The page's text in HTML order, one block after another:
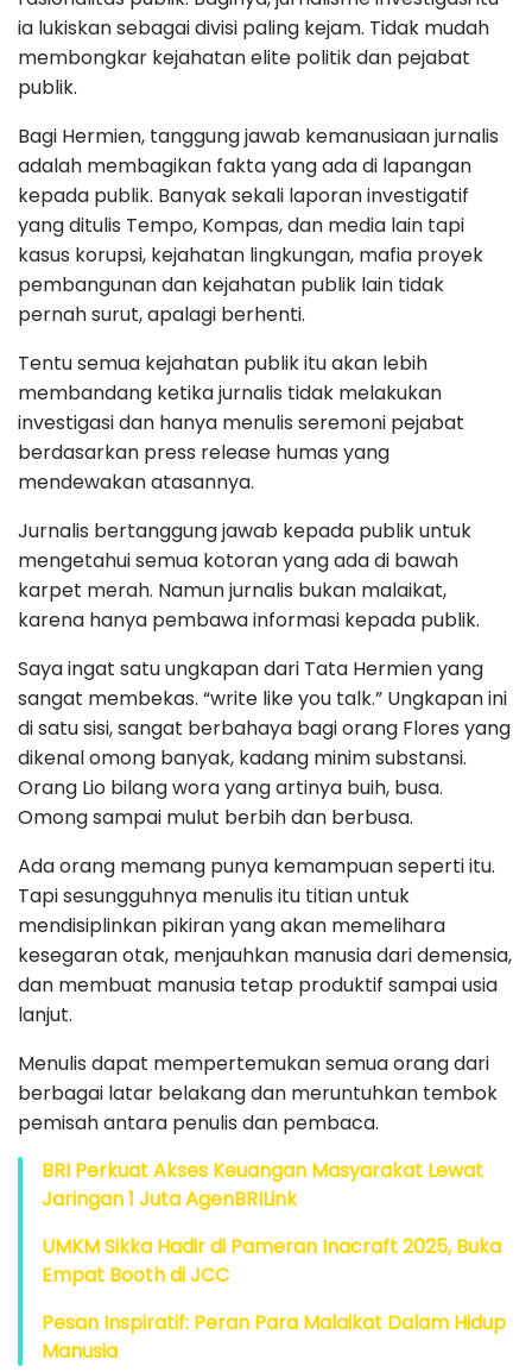
ia lukiskan sebagai divisi paling kejam. Tidak mudah
membongkar kejahatan elite politik dan pejabat
publik.
Bagi Hermien, tanggung jawab kemanusiaan jurnalis
adalah membagikan fakta yang ada di lapangan
kepada publik. Banyak sekali laporan investigatif
yang ditulis Tempo, Kompas, dan media lain tapi
kasus korupsi, kejahatan lingkungan, mafia proyek
pembangunan dan kejahatan publik lain tidak
pernah surut, apalagi berhenti.
Tentu semua kejahatan publik itu akan lebih
membandang ketika jurnalis tidak melakukan
investigasi dan hanya menulis seremoni pejabat
berdasarkan press release humas yang
mendewakan atasannya.
Jurnalis bertanggung jawab kepada publik untuk
mengetahui semua kotoran yang ada di bawah
karpet merah. Namun jurnalis bukan malaikat,
karena hanya pembawa informasi kepada publik.
Saya ingat satu ungkapan dari Tata Hermien yang
sangat membekas. “write like you talk.” Ungkapan ini
di satu sisi, sangat berbahaya bagi orang Flores yang
dikenal omong banyak, kadang minim substansi.
Orang Lio bilang wora yang artinya buih, busa.
Omong sampai mulut berbih dan berbusa.
Ada orang memang punya kemampuan seperti itu.
Tapi sesungguhnya menulis itu titian untuk
mendisiplinkan pikiran yang akan memelihara
kesegaran otak, menjauhkan manusia dari demensia,
dan membuat manusia tetap produktif sampai usia
lanjut.
Menulis dapat mempertemukan semua orang dari
berbagai latar belakang dan meruntuhkan tembok
pemisah antara penulis dan pembaca.
BRI Perkuat Akses Keuangan Masyarakat Lewat
Jaringan 1 Juta AgenBRILink
UMKM Sikka Hadir di Pameran Inacraft 2025, Buka
Empat Booth di JCC
Pesan Inspiratif: Peran Para Malaikat Dalam Hidup
Manusia